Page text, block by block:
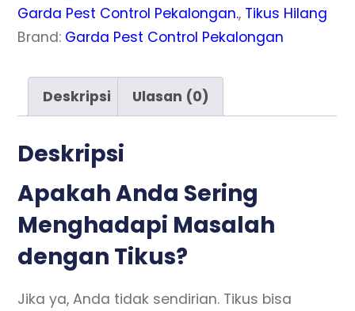
Garda Pest Control Pekalongan., Tikus Hilang
Brand: Garda Pest Control Pekalongan
Deskripsi Ulasan (0)
Deskripsi
Apakah Anda Sering
Menghadapi Masalah
dengan Tikus?
Jika ya, Anda tidak sendirian. Tikus bisa